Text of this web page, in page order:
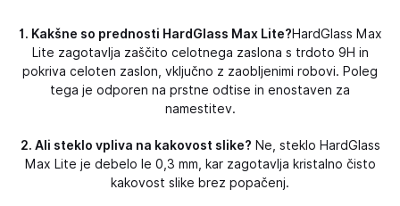
1. Kakšne so prednosti HardGlass Max Lite?HardGlass Max
Lite zagotavlja zaščito celotnega zaslona s trdoto 9H in
pokriva celoten zaslon, vključno z zaobljenimi robovi. Poleg
tega je odporen na prstne odtise in enostaven za
namestitev.
2. Ali steklo vpliva na kakovost slike? Ne, steklo HardGlass
Max Lite je debelo le 0,3 mm, kar zagotavlja kristalno čisto
kakovost slike brez popačenj.